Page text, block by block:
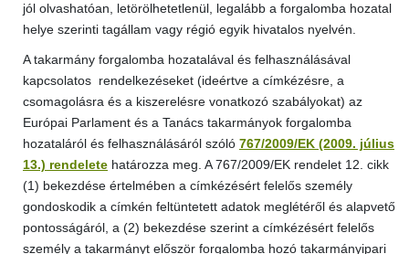
jól olvashatóan, letörölhetetlenül, legalább a forgalomba hozatal
helye szerinti tagállam vagy régió egyik hivatalos nyelvén.
A takarmány forgalomba hozatalával és felhasználásával
kapcsolatos rendelkezéseket (ideértve a címkézésre, a
csomagolásra és a kiszerelésre vonatkozó szabályokat) az
Európai Parlament és a Tanács takarmányok forgalomba
hozataláról és felhasználásáról szóló 767/2009/EK (2009. július
13.) rendelete határozza meg. A 767/2009/EK rendelet 12. cikk
(1) bekezdése értelmében a címkézésért felelős személy
gondoskodik a címkén feltüntetett adatok meglétéről és alapvető
pontosságáról, a (2) bekezdése szerint a címkézésért felelős
személy a takarmányt először forgalomba hozó takarmányipari